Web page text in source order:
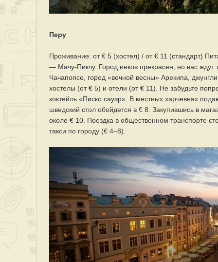
Перу
Проживание: от € 5 (хостел) / от € 11 (стандарт)
— Мачу-Пикчу. Город инков прекрасен, но вас ждут
Чачапоясе, город «вечной весны» Арекипа,
хостелы (от € 5) и отели (от € 11). Не забудьте
коктейль «Писко сауэр». В местных харчевнях
шведский стол обойдется в € 8. Закупившись в
около € 10. Поездка в общественном транспорте
такси по городу (€ 4–8).